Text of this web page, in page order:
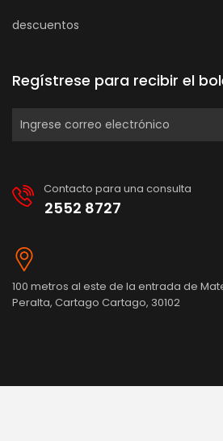
descuentos
Regístrese para recibir el
Contacto para una consulta
2552 8727
100 metros al este de la entrada de
Peralta, Cartago Cartago, 30102